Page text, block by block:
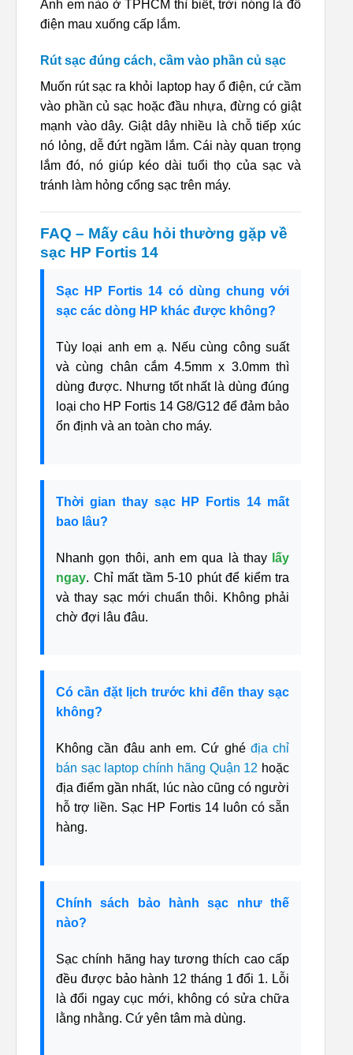
Anh em nào ở TPHCM thì biết, trời nóng là đồ
điện mau xuống cấp lắm.
Rút sạc đúng cách, cầm vào phần củ sạc
Muốn rút sạc ra khỏi laptop hay ổ điện, cứ cầm
vào phần củ sạc hoặc đầu nhựa, đừng có giật
mạnh vào dây. Giật dây nhiều là chỗ tiếp xúc
nó lỏng, dễ đứt ngầm lắm. Cái này quan trọng
lắm đó, nó giúp kéo dài tuổi thọ của sạc và
tránh làm hỏng cổng sạc trên máy.
FAQ – Mấy câu hỏi thường gặp về
sạc HP Fortis 14
Sạc HP Fortis 14 có dùng chung với
sạc các dòng HP khác được không?
Tùy loại anh em ạ. Nếu cùng công suất
và cùng chân cắm 4.5mm x 3.0mm thì
dùng được. Nhưng tốt nhất là dùng đúng
loại cho HP Fortis 14 G8/G12 để đảm bảo
ổn định và an toàn cho máy.
Thời gian thay sạc HP Fortis 14 mất
bao lâu?
Nhanh gọn thôi, anh em qua là thay lấy
ngay. Chỉ mất tầm 5-10 phút để kiểm tra
và thay sạc mới chuẩn thôi. Không phải
chờ đợi lâu đâu.
Có cần đặt lịch trước khi đến thay sạc
không?
Không cần đâu anh em. Cứ ghé địa chỉ
bán sạc laptop chính hãng Quận 12 hoặc
địa điểm gần nhất, lúc nào cũng có người
hỗ trợ liền. Sạc HP Fortis 14 luôn có sẵn
hàng.
Chính sách bảo hành sạc như thế
nào?
Sạc chính hãng hay tương thích cao cấp
đều được bảo hành 12 tháng 1 đổi 1. Lỗi
là đổi ngay cục mới, không có sửa chữa
lằng nhằng. Cứ yên tâm mà dùng.